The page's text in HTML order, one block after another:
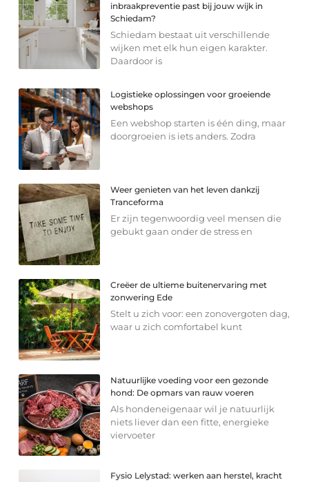
inbraakpreventie past bij jouw wijk in
Schiedam?
Schiedam bestaat uit verschillende
wijken met elk hun eigen karakter.
Daardoor is
Logistieke oplossingen voor groeiende
webshops
Een webshop starten is één ding, maar
doorgroeien is iets anders. Zodra
Weer genieten van het leven dankzij
Tranceforma
Er zijn tegenwoordig veel mensen die
gebukt gaan onder de stress en
Creëer de ultieme buitenervaring met
zonwering Ede
Stelt u zich voor: een zonovergoten dag,
waar u zich comfortabel kunt
Natuurlijke voeding voor een gezonde
hond: De opmars van rauw voeren
Als hondeneigenaar wil je natuurlijk
niets liever dan een fitte, energieke
viervoeter
Fysio Lelystad: werken aan herstel, kracht